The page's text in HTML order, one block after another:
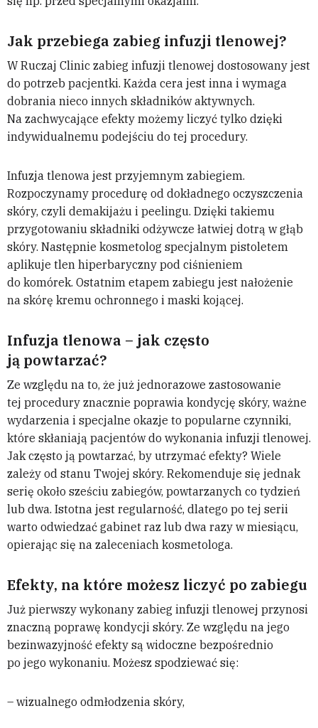
Jak przebiega zabieg infuzji tlenowej?
W Ruczaj Clinic zabieg infuzji tlenowej dostosowany jest
do potrzeb pacjentki. Każda cera jest inna i wymaga
dobrania nieco innych składników aktywnych.
Na zachwycające efekty możemy liczyć tylko dzięki
indywidualnemu podejściu do tej procedury.
Infuzja tlenowa jest przyjemnym zabiegiem.
Rozpoczynamy procedurę od dokładnego oczyszczenia
skóry, czyli demakijażu i peelingu. Dzięki takiemu
przygotowaniu składniki odżywcze łatwiej dotrą w głąb
skóry. Następnie kosmetolog specjalnym pistoletem
aplikuje tlen hiperbaryczny pod ciśnieniem
do komórek. Ostatnim etapem zabiegu jest nałożenie
na skórę kremu ochronnego i maski kojącej.
Infuzja tlenowa – jak często
ją powtarzać?
Ze względu na to, że już jednorazowe zastosowanie
tej procedury znacznie poprawia kondycję skóry, ważne
wydarzenia i specjalne okazje to popularne czynniki,
które skłaniają pacjentów do wykonania infuzji tlenowej.
Jak często ją powtarzać, by utrzymać efekty? Wiele
zależy od stanu Twojej skóry. Rekomenduje się jednak
serię około sześciu zabiegów, powtarzanych co tydzień
lub dwa. Istotna jest regularność, dlatego po tej serii
warto odwiedzać gabinet raz lub dwa razy w miesiącu,
opierając się na zaleceniach kosmetologa.
Efekty, na które możesz liczyć po zabiegu
Już pierwszy wykonany zabieg infuzji tlenowej przynosi
znaczną poprawę kondycji skóry. Ze względu na jego
bezinwazyjność efekty są widoczne bezpośrednio
po jego wykonaniu. Możesz spodziewać się:
– wizualnego odmłodzenia skóry,